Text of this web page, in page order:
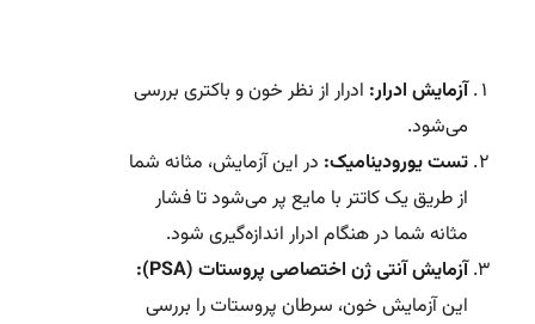
آزمایش ادرار: ادرار از نظر خون و باکتری بررسی
می‌شود.
تست یورودینامیک: در این آزمایش، مثانه شما
از طریق یک کاتتر با مایع پر می‌شود تا فشار
مثانه شما در هنگام ادرار اندازه‌گیری شود.
آزمایش آنتی ژن اختصاصی پروستات (PSA
):
این آزمایش خون، سرطان پروستات را بررسی